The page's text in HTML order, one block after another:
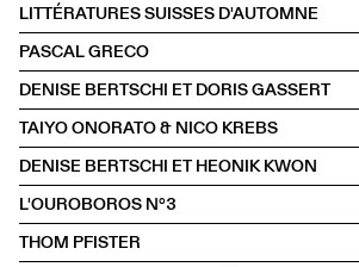
LITTÉRATURES SUISSES D'AUTOMNE
PASCAL GRECO
DENISE BERTSCHI ET DORIS GASSERT
TAIYO ONORATO & NICO KREBS
DENISE BERTSCHI ET HEONIK KWON
L'OUROBOROS N°3
THOM PFISTER